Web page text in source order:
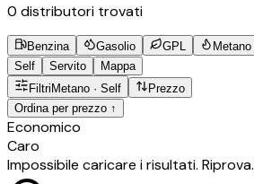
0 distributori trovati
Benzina Gasolio GPL
Metano
Self
Servito
Mappa
Filtri Metano · Self
Prezzo
Ordina per prezzo ↑
Economico
Caro
Impossibile caricare i risultati. Riprova.